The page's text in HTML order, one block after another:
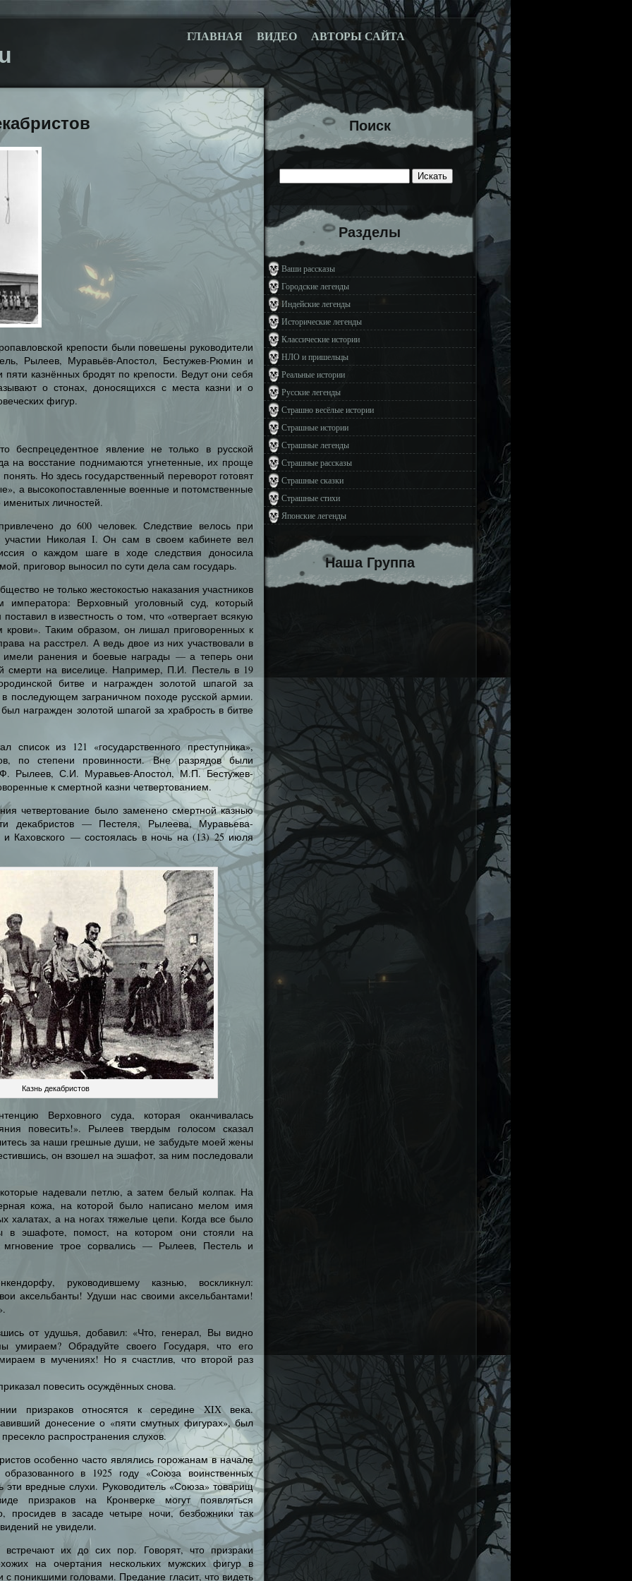
ГЛАВНАЯ ВИДЕО АВТОРЫ САЙТА
крепости были повешены руководители
Рылеев, Муравьёв-Апостол, Бестужев-Рюмин и
пяти казнённых бродят по крепости. Ведут они себя
о стонах, доносящихся с места казни и о
фигур.
беспрецедентное явление не только в русской
на восстание поднимаются угнетенные, их проще
Но здесь государственный переворот готовят
а высокопоставленные военные и потомственные
личностей.
до 600 человек. Следствие велось при
участии Николая I. Он сам в своем кабинете вел
о каждом шаге в ходе следствия доносила
приговор выносил по сути дела сам государь.
не только жестокостью наказания участников
императора: Верховный уголовный суд, который
в известность о том, что «отвергает всякую
крови». Таким образом, он лишал приговоренных к
на расстрел. А ведь двое из них участвовали в
имели ранения и боевые награды — а теперь они
смерти на виселице. Например, П.И. Пестель в 19
битве и награжден золотой шпагой за
в последующем заграничном походе русской армии.
награжден золотой шпагой за храбрость в битве
список из 121 «государственного преступника»,
по степени провинности. Вне разрядов были
Рылеев, С.И. Муравьев-Апостол, М.П. Бестужев-
к смертной казни четвертованием.
четвертование было заменено смертной казнью
декабристов — Пестеля, Рылеева, Муравьева-
Каховского — состоялась в ночь на (13) 25 июля
Казнь декабристов
Верховного суда, которая оканчивалась
повесить!». Рылеев твердым голосом сказал
за наши грешные души, не забудьте моей жены
он взошел на эшафот, за ним последовали
надевали петлю, а затем белый колпак. На
кожа, на которой было написано мелом имя
халатах, а на ногах тяжелые цепи. Когда все было
в эшафоте, помост, на котором они стояли на
трое сорвались — Рылеев, Пестель и
руководившему казнью, воскликнул:
аксельбанты! Удуши нас своими аксельбантами!
от удушья, добавил: «Что, генерал, Вы видно
умираем? Обрадуйте своего Государя, что его
в мучениях! Но я счастлив, что второй раз
повесить осуждённых снова.
призраков относятся к середине XIX века.
донесение о «пяти смутных фигурах», был
распространения слухов.
особенно часто являлись горожанам в начале
в 1925 году «Союза воинственных
эти вредные слухи. Руководитель «Союза» товарищ
призраков на Кронверке могут появляться
просидев в засаде четыре ночи, безбожники так
не увидели.
их до сих пор. Говорят, что призраки
на очертания нескольких мужских фигур в
поникшими головами. Предание гласит, что видеть
Поиск
Разделы
Ваши рассказы
Городские легенды
Индейские легенды
Исторические легенды
Классические истории
НЛО и пришельцы
Реальные истории
Русские легенды
Страшно весёлые истории
Страшные истории
Страшные легенды
Страшные рассказы
Страшные сказки
Страшные стихи
Японские легенды
Наша Группа